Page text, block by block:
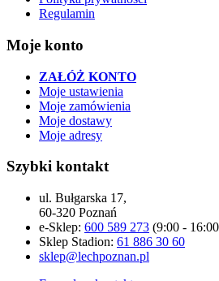
Regulamin
Moje konto
ZAŁÓŻ KONTO
Moje ustawienia
Moje zamówienia
Moje dostawy
Moje adresy
Szybki kontakt
ul. Bułgarska 17,
60-320 Poznań
e-Sklep: 600 589 273 (9:00 -
Sklep Stadion: 61 886 30 60
sklep@lechpoznan.pl